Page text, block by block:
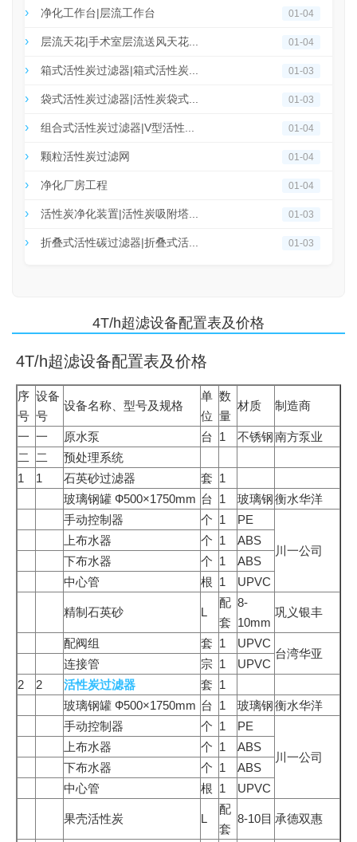
净化工作台|层流工作台 01-04
层流天花|手术室层流送风天花... 01-04
箱式活性炭过滤器|箱式活性炭... 01-03
袋式活性炭过滤器|活性炭袋式... 01-03
组合式活性炭过滤器|V型活性... 01-04
颗粒活性炭过滤网 01-04
净化厂房工程 01-04
活性炭净化装置|活性炭吸附塔... 01-03
折叠式活性碳过滤器|折叠式活... 01-03
4T/h超滤设备配置表及价格
4T/h超滤设备配置表及价格
序
号
设备
号
设备名称、型号及规格
单
位
数
量
材质 制造商
一 一 原水泵 台 1 不锈钢南方泵业
二
二
预处理系统
1
1 石英砂过滤器 套 1
玻璃钢罐 Ф500×1750mm 台 1 玻璃钢衡水华洋
手动控制器
个 1 PE
川一公司
上布水器 个 1
ABS
下布水器
个 1
ABS
中心管
根 1 UPVC
精制石英砂 L
配
套
8-
10mm
巩义银丰
配阀组 套 1 UPVC
台湾华亚
连接管 宗 1
UPVC
2
2 活性炭过滤器 套 1
玻璃钢罐 Ф500×1750mm 台 1 玻璃钢衡水华洋
手动控制器
个 1 PE
川一公司
上布水器 个 1
ABS
下布水器
个 1
ABS
中心管
根 1 UPVC
果壳活性炭 L
配
套
8-10目 承德双惠